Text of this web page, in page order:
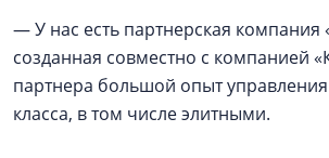
— У нас есть партнерская компания
созданная совместно с компанией
партнера большой опыт
класса, в том числе элитными.